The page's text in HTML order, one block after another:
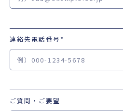
連絡先電話番号*
ご質問・ご要望